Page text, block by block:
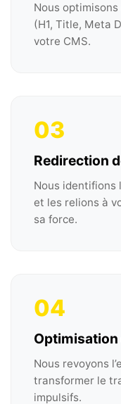
Nous
(H1, Title, Meta
votre CMS.
03
Redirection
Nous identifions
et les relions à
sa force.
04
Nous revoyons
transformer le
impulsifs.